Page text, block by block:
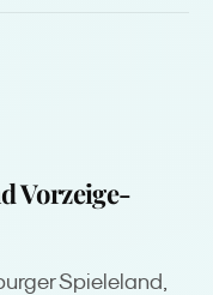
Vorzeige-
Spieleland,